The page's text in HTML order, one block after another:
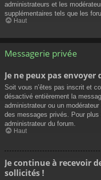
administrateurs et les
supplémentaires tels que les
Haut
Messagerie privée
Je ne peux pas envoyer
Soit vous n’êtes pas inscrit et
désactivé entièrement la
administrateur ou un
des messages privés. Pour
administrateur du forum.
Haut
Je continue à recevoir
sollicités !